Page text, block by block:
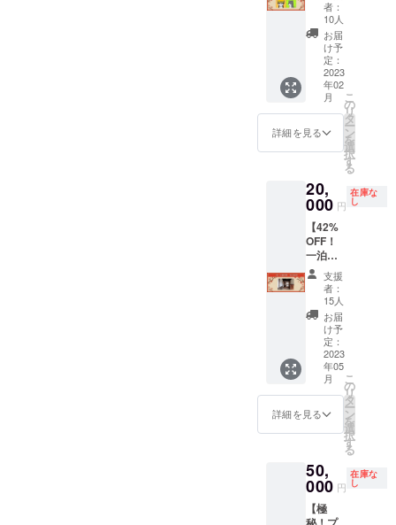
にて宿
泊予約
の際に
必要な
コード
を送ら
せてい
ただき
ますの
で、大
い。 ※
一泊ず
つ分け
てご利
用する
ことは
できま
せん。
ご了承
くださ
い。
て、空
き家問
題を解
決する
ための
全ての
活動を
めちゃ
くちゃ
やりま
ロンに
入れる
お名前
をご記
入くだ
さい。
ロゴの
場合は
その旨
をご記
入くだ
さい。
後日ご
連絡い
たしま
エプロ
ンに企
名前の
入った
ワッペ
ン（ま
（もし
くは企
業名）
を必ず
ご記入
の上、
購入し
てくだ
さい。
※サイズ
厚み5㎜
程 ※文
字のみ
可能。
備考欄
にて希
望の文
字をご
記入く
ださ
い。 ※
長文だ
と文字
が見え
づらく
なるか
もしれ
程度が
理想で
す。
ト(限定
10名)
15,000
円】 あ
なたが
考えた
キャラ
を描き
ます！
オリジ
ナル
のイ
メージ
（人や
動物な
ど）を
ご相談
させて
頂ける
よう
Twitter
のDMま
たは
メール
にてや
りとり
できる
方を対
トをど
のよう
にも使
用して
者：
10人
お届
け予
定：
2023
年02
月
詳細を見る
こ
の
リ
タ
ー
ン
を
選
択
す
る
20,
000 円
在庫な
し
【42%
OFF！
一泊二
日宿泊
券
20,000
円(限定
15組)】
通常価
格1泊最
35,000
円のと
ころ、
約
42%OF
円で宿
泊して
いただ
けるリ
支援
者：
15人
お届
け予
定：
2023
年05
月
詳細を見る
こ
の
リ
タ
ー
ン
を
選
択
す
る
50,
000 円
在庫な
し
【極